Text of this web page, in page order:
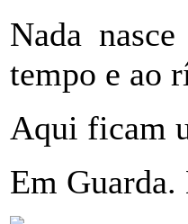
Nada
tempo e ao
Aqui ficam
Em